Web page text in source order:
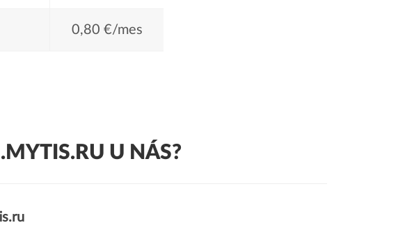
0,80 €/mes
U NÁS?